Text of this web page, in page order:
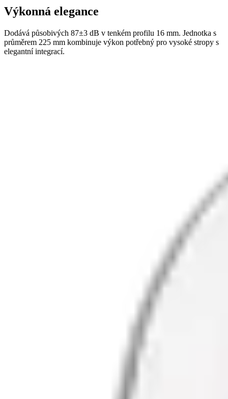
Výkonná elegance
Dodává působivých 87±3 dB v tenkém profilu 16 mm. Jednotka s
průměrem 225 mm kombinuje výkon potřebný pro vysoké stropy s
elegantní integrací.